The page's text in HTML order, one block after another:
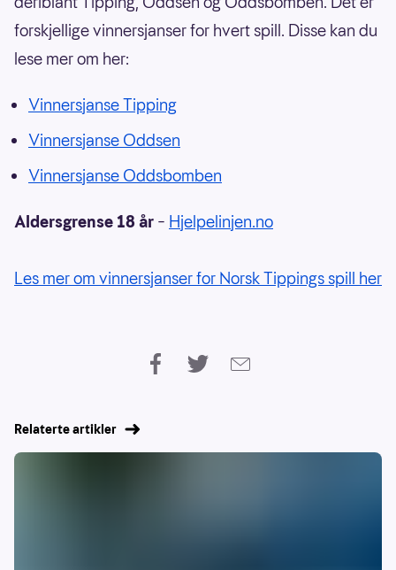
forskjellige vinnersjanser for hvert spill. Disse kan du
lese mer om her:
Vinnersjanse Tipping
Vinnersjanse Oddsen
Vinnersjanse Oddsbomben
Aldersgrense 18 år – Hjelpelinjen.no
Les mer om vinnersjanser for Norsk Tippings spill her
Relaterte artikler